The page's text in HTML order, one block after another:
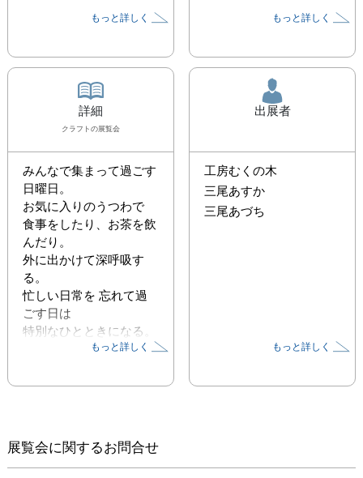
もっと詳しく もっと詳しく
詳細
クラフト の展覧会
みんなで集まって過ごす
日曜日。
お気に入りのうつわで
食事をしたり、お茶を飲
んだり。
外に出かけて深呼吸す
る。
忙しい日常を 忘れて過
ごす日は
特別なひとときになる。
さぁみんなで
う。
MUKUNOKI
（木工 / 岐阜県在住）
もっと詳しく
出展者
工房むくの木
三尾あすか
三尾あづち
もっと詳しく
展覧会に関するお問合せ